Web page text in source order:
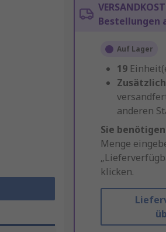
Bestellungen
Auf Lager
19
Zusätzlich
anderen
Sie
Menge
klicken.